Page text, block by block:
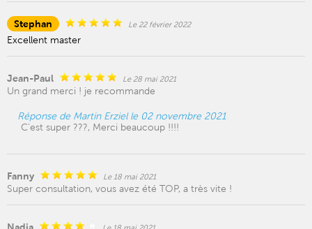
Stephan Le 22 février 2022
Excellent master
Jean-Paul Le 28 mai 2021
Un grand merci ! je recommande
Réponse de Martin Erziel le 02 novembre 2021
C'est super ???, Merci beaucoup !!!!
Fanny Le 18 mai 2021
Super consultation, vous avez été TOP, a très vite !